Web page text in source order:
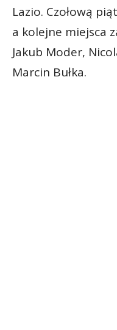
Lazio. Czołową
a kolejne miejsca
Jakub Moder,
Marcin Bułka.